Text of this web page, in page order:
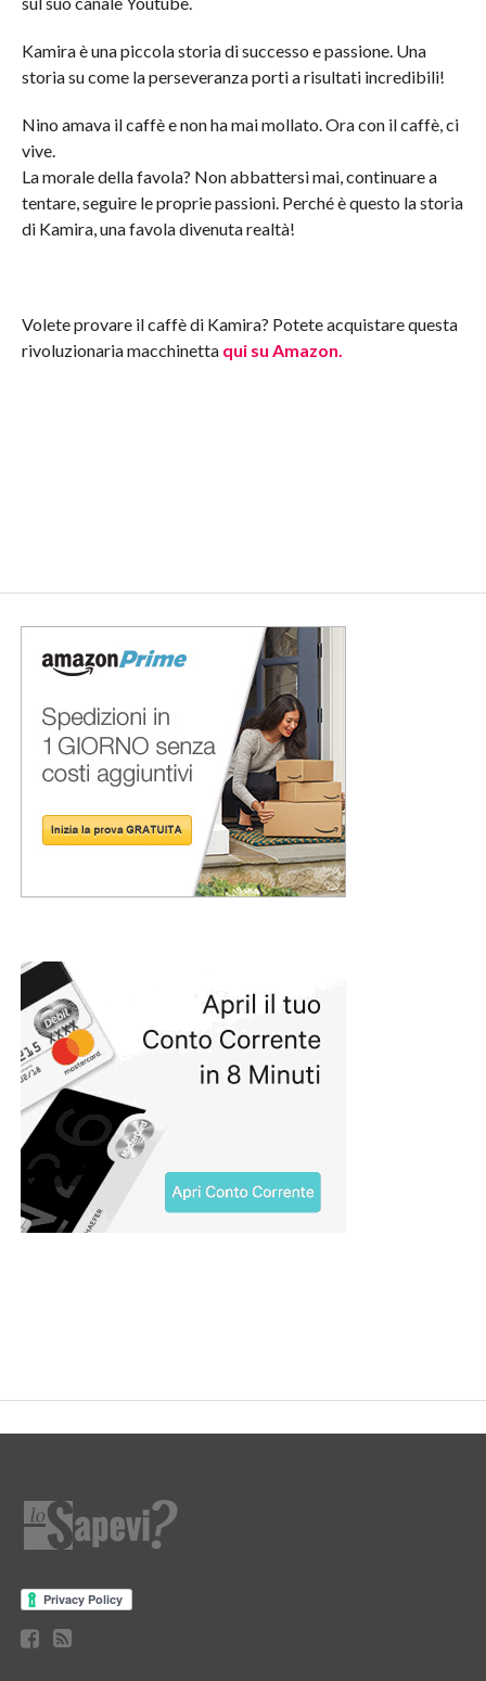
Kamira è una piccola storia di successo e passione. Una
storia su come la perseveranza porti a risultati incredibili!
Nino amava il caffè e non ha mai mollato. Ora con il caffè, ci
vive.
La morale della favola? Non abbattersi mai, continuare a
tentare, seguire le proprie passioni. Perché è questo la storia
di Kamira, una favola divenuta realtà!
Volete provare il caffè di Kamira? Potete acquistare questa
rivoluzionaria macchinetta qui su Amazon.